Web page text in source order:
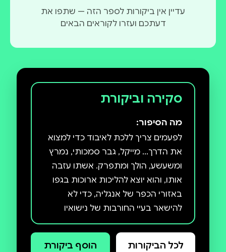
עדיין אין ביקורות לספר הזה — שתפו את
דעתכם ועזרו לקוראים הבאים
סקירה וביקורת
מה הסיפור:
לפעמים צריך ללכת לאיבוד כדי למצוא
את הדרך... מייקל, גבר סמכותי, נמרץ
ומשעשע, הולך ומתפרק. אשתו עזבה
אותו, והוא יוצא להליכות ארוכות בגפו
באזורי הכפר של אנגליה, כדי לא
להישאר בעיי החורבות של נישואיו
בביתו הריק. מרני, לעומת זאת –
בחורה שנונה עד כדי כפייתיות, נרגנת
לכל הביקורות הוסף ביקורת